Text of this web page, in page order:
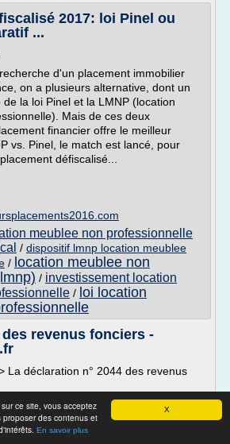
X
ce site, vous acceptez
des contenus et
En savoir plus
2017: loi Pinel ou
...
d'un placement immobilier
on a plusieurs alternative, dont un
la loi Pinel et la LMNP (location
Mais de ces deux
financier offre le meilleur
vs. Pinel, le match est lancé, pour
défiscalisé...
meublee non professionnelle
/ dispositif lmnp location meublee
/ location meublee non
/ investissement location
/ loi location
revenus fonciers -
La déclaration n° 2044 des revenus
fonciers
biens loués non meublés doivent
spéciale de revenus fonciers (n°